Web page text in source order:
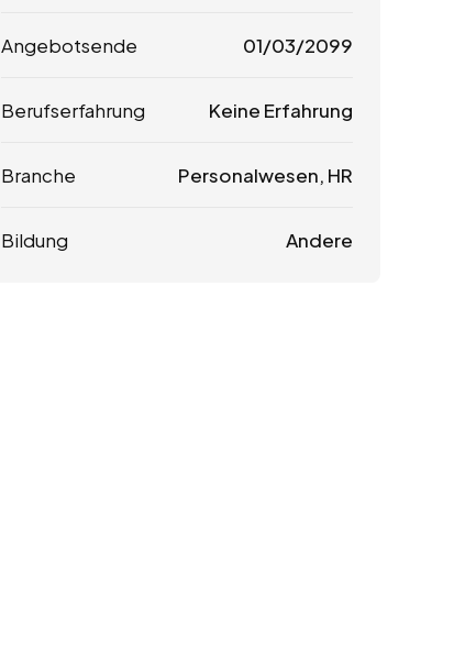
Angebotsende 01/03/2099
Berufserfahrung Keine Erfahrung
Branche Personalwesen, HR
Bildung Andere